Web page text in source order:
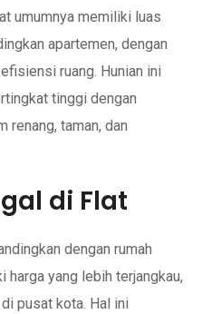
umumnya memiliki luas
apartemen, dengan
ruang. Hunian ini
tinggi dengan
taman, dan
di Flat
dengan rumah
harga yang lebih terjangkau,
pusat kota. Hal ini